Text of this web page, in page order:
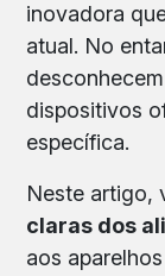
inovadora
atual. No
dispositivos
específica.
Neste artigo,
claras dos
aos